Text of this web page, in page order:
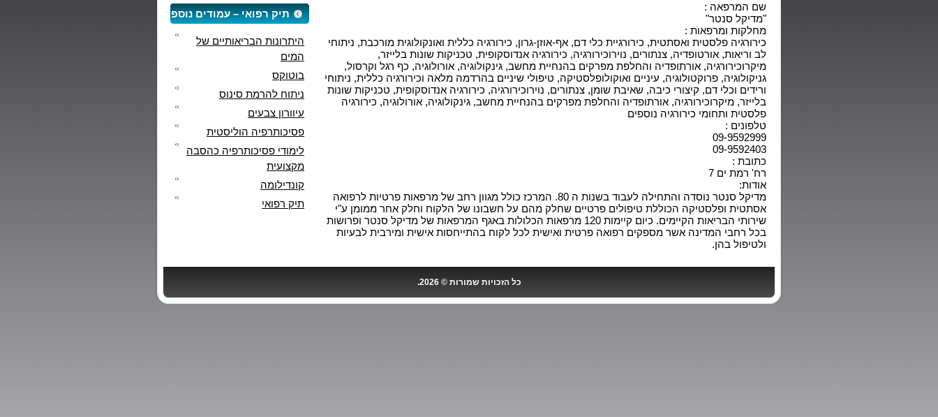
שם המרפאה :
"מדיקל סנטר"
מחלקות ומרפאות :
כירורגיה פלסטית ואסתטית, כירורגיית כלי דם, אף-אוזן-גרון, כירורגיה כללית ואונקולוגית מורכבת, ניתוחי
לב וריאות, אורטופדיה, צנתורים, נוירוכירורגיה, כירורגיה אנדוסקופית, טכניקות שונות בלייזר,
מיקרוכירורגיה, אורתופדיה והחלפת מפרקים בהנחיית מחשב, גינקולוגיה, אורולוגיה, כף רגל וקרסול,
גניקולוגיה, פרוקטולוגיה, עיניים ואוקולופלסטיקה, טיפולי שיניים בהרדמה מלאה וכירורגיה כללית, ניתוחי
ורידים וכלי דם, קיצורי כיבה, שאיבת שומן, צנתורים, נוירוכירורגיה, כירורגיה אנדוסקופית, טכניקות שונות
בלייזר, מיקרוכירורגיה, אורתופדיה והחלפת מפרקים בהנחיית מחשב, גינקולוגיה, אורולוגיה, כירורגיה
פלסטית ותחומי כירורגיה נוספים
טלפונים :
09-9592999
09-9592403
כתובת :
רח' רמת ים 7
אודות:
מדיקל סנטר נוסדה והתחילה לעבוד בשנות ה 80. המרכז כולל מגוון רחב של מרפאות פרטיות לרפואה
אסתטית ופלסטיקה הכוללת טיפולים פרטיים שחלק מהם על חשבונו של הלקוח וחלק אחר ממומן ע"י
שירותי הבריאות הקיימים. כיום קיימות 120 מרפאות הכלולות באגף המרפאות של מדיקל סנטר ופרושות
בכל רחבי המדינה אשר מספקים רפואה פרטית ואישית לכל לקוח בהתייחסות אישית ומירבית לבעיות
ולטיפול בהן.
תיק רפואי – עמודים נוספים
היתרונות הבריאותיים של
המים
בוטוקס
ניתוח להרמת סינוס
עיוורון צבעים
פסיכותרפיה הוליסטית
לימודי פסיכותרפיה כהסבה
מקצועית
קונדילומה
תיק רפואי
כל הזכויות שמורות © 2026.